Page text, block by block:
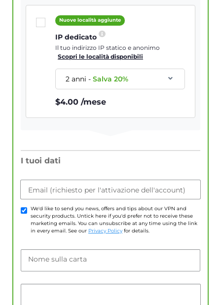
Nuove località aggiunte
IP dedicato
Il tuo indirizzo IP statico e anonimo
Scopri le località disponibili
2 anni-Salva20%
$4.00 /mese
I tuoi dati
Email (richiesto per l'attivazione dell'account)
We'd like to send you news, offers and tips about our VPN and
security products. Untick here if you'd prefer not to receive these
marketing emails. You can unsubscribe at any time using the link
in every email. See our Privacy Policy for details.
Nome sulla carta